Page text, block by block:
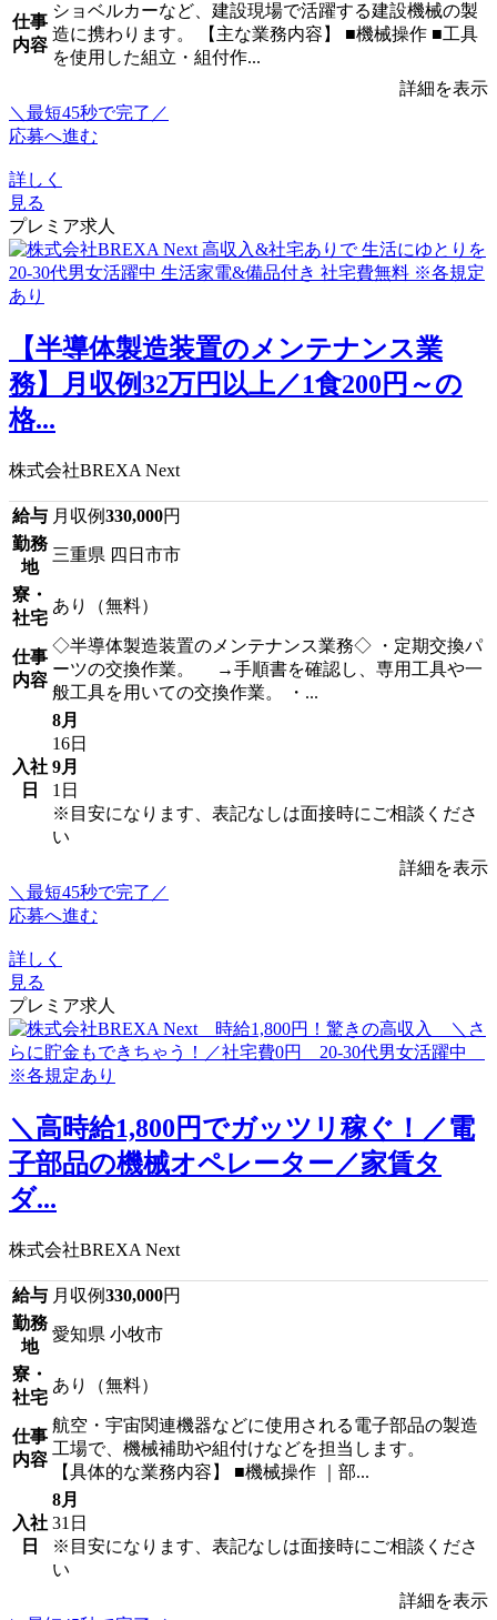
仕事
内容
ショベルカーなど、建設現場で活躍する建設機械の製
造に携わります。 【主な業務内容】 ■機械操作 ■工具
を使用した組立・組付作...
詳細を表示
＼最短45秒で完了／
応募へ進む
詳しく
見る
プレミア求人
【半導体製造装置のメンテナンス業
務】月収例32万円以上／1食200円～の
格...
株式会社BREXA Next
給与 月収例330,000円
勤務
地
三重県 四日市市
寮・
社宅
あり（無料）
仕事
内容
◇半導体製造装置のメンテナンス業務◇ ・定期交換パ
ーツの交換作業。 →手順書を確認し、専用工具や一
般工具を用いての交換作業。 ・...
入社
日
8月
16日
9月
1日
※目安になります、表記なしは面接時にご相談くださ
い
詳細を表示
＼最短45秒で完了／
応募へ進む
詳しく
見る
プレミア求人
＼高時給1,800円でガッツリ稼ぐ！／電
子部品の機械オペレーター／家賃タ
ダ...
株式会社BREXA Next
給与 月収例330,000円
勤務
地
愛知県 小牧市
寮・
社宅
あり（無料）
仕事
内容
航空・宇宙関連機器などに使用される電子部品の製造
工場で、機械補助や組付けなどを担当します。
【具体的な業務内容】 ■機械操作 ｜部...
入社
日
8月
31日
※目安になります、表記なしは面接時にご相談くださ
い
詳細を表示